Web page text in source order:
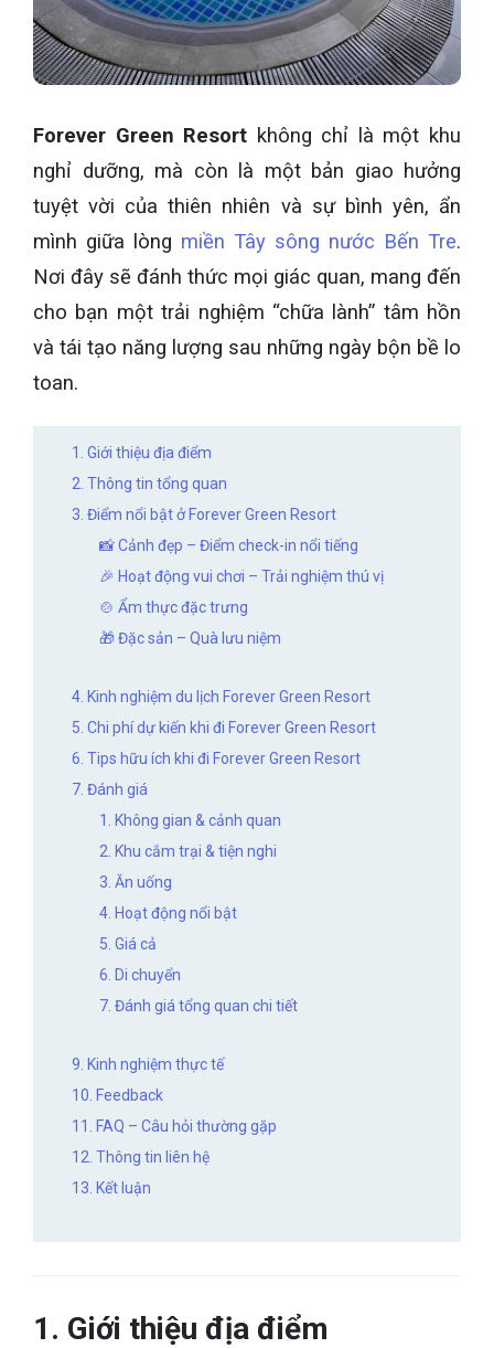
Forever Green Resort không chỉ là một khu
nghỉ dưỡng, mà còn là một bản giao hưởng
tuyệt vời của thiên nhiên và sự bình yên, ẩn
mình giữa lòng miền Tây sông nước Bến Tre.
Nơi đây sẽ đánh thức mọi giác quan, mang đến
cho bạn một trải nghiệm “chữa lành” tâm hồn
và tái tạo năng lượng sau những ngày bộn bề lo
toan.
1. Giới thiệu địa điểm
2. Thông tin tổng quan
3. Điểm nổi bật ở Forever Green Resort
📸 Cảnh đẹp – Điểm check-in nổi tiếng
🎉 Hoạt động vui chơi – Trải nghiệm thú vị
🍲 Ẩm thực đặc trưng
🎁 Đặc sản – Quà lưu niệm
4. Kinh nghiệm du lịch Forever Green Resort
5. Chi phí dự kiến khi đi Forever Green Resort
6. Tips hữu ích khi đi Forever Green Resort
7. Đánh giá
1. Không gian & cảnh quan
2. Khu cắm trại & tiện nghi
3. Ăn uống
4. Hoạt động nổi bật
5. Giá cả
6. Di chuyển
7. Đánh giá tổng quan chi tiết
9. Kinh nghiệm thực tế
10. Feedback
11. FAQ – Câu hỏi thường gặp
12. Thông tin liên hệ
13. Kết luận
1. Giới thiệu địa điểm